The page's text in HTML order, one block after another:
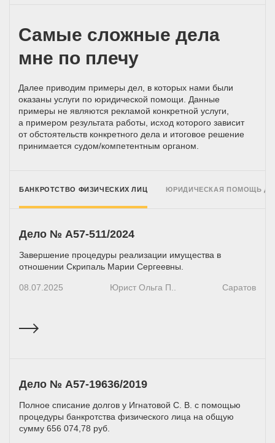
Самые сложные дела
мне по плечу
Далее приводим примеры дел, в которых нами были
оказаны услуги по юридической помощи. Данные
примеры не являются рекламой конкретной услуги,
а примером результата работы, исход которого зависит
от обстоятельств конкретного дела и итоговое решение
принимается судом/компетентным органом.
БАНКРОТСТВО ФИЗИЧЕСКИХ ЛИЦ ЮРИДИЧЕСКАЯ ПОМОЩЬ
Дело № А57-511/2024
Завершение процедуры реализации имущества в
отношении Скрипаль Марии Сергеевны.
08.07.2025 Юрист Ольга П.. Саратов
Дело № А57-19636/2019
Полное списание долгов у Игнатовой С. В. с помощью
процедуры банкротства физического лица на общую
сумму 656 074,78 руб.